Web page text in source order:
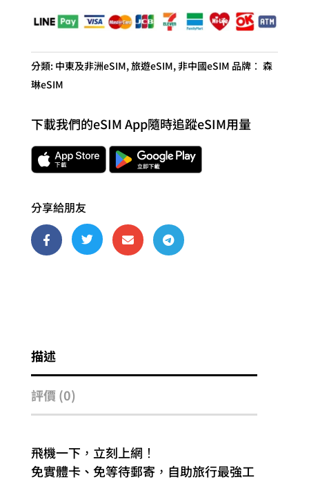
eSIM
旅
遊
數
量
分類: 中東及非洲eSIM,旅遊eSIM,非中國eSIM 品牌： 森
琳eSIM
下載我們的eSIM App隨時追蹤eSIM用量
分享給朋友
   
描述
評價 (0)
飛機一下，立刻上網！
免實體卡、免等待郵寄，自助旅行最強工